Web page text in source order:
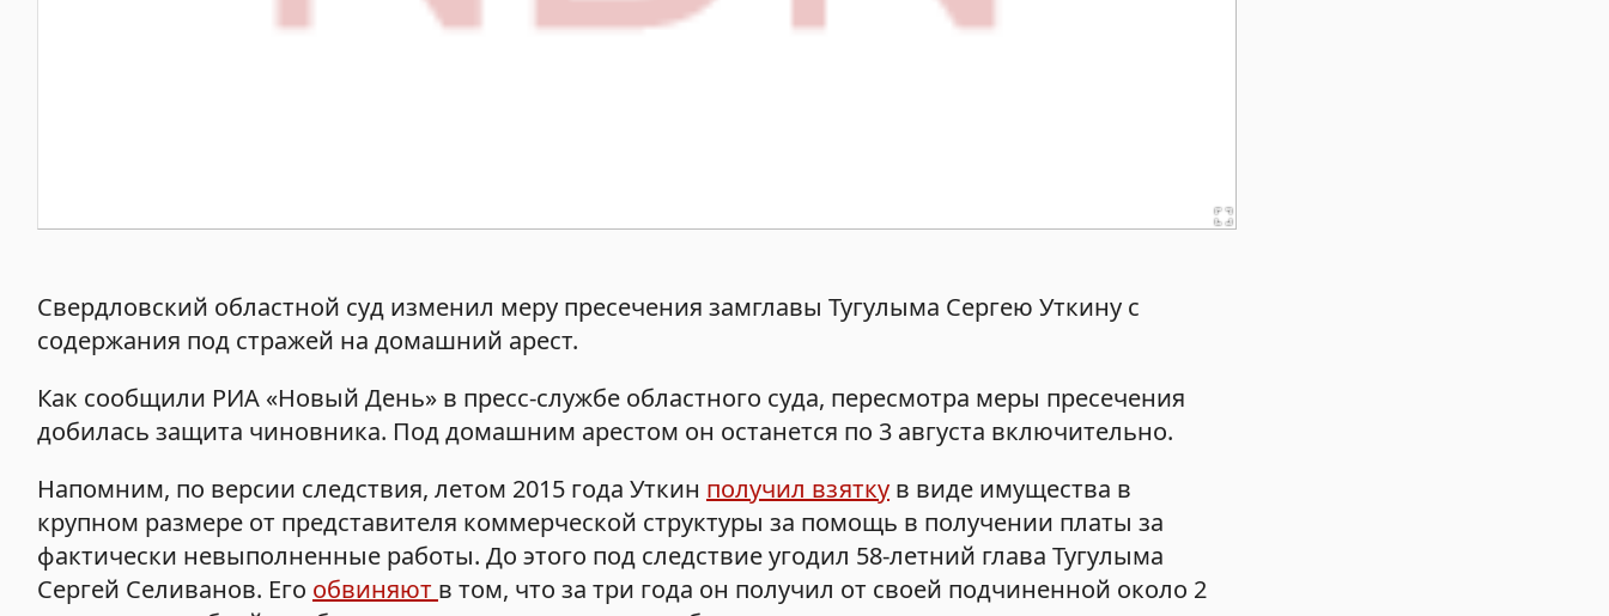
Свердловский областной суд изменил меру пресечения замглавы Тугулыма Сергею Уткину с
содержания под стражей на домашний арест.
Как сообщили РИА «Новый День» в пресс-службе областного суда, пересмотра меры пресечения
добилась защита чиновника. Под домашним арестом он останется по 3 августа включительно.
Напомним, по версии следствия, летом 2015 года Уткин получил взятку в виде имущества в
крупном размере от представителя коммерческой структуры за помощь в получении платы за
фактически невыполненные работы. До этого под следствие угодил 58-летний глава Тугулыма
Сергей Селиванов. Его обвиняют в том, что за три года он получил от своей подчиненной около 2